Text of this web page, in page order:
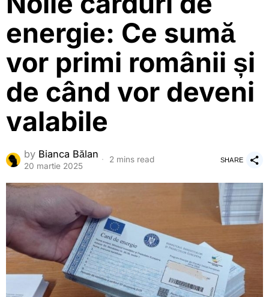
energie: Ce sumă
vor primi românii și
de când vor deveni
valabile
by Bianca Bălan
20 martie 2025
2 mins read SHARE